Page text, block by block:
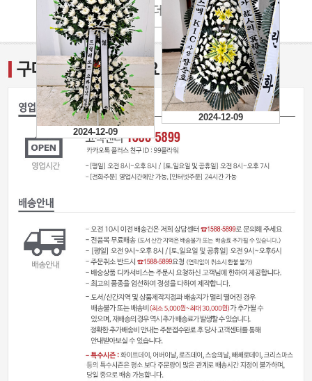
2026-07-08 2026-02-24
2025-12-23
2025-05-11
2025-01-10
2025-01-08
2024-12-09
2024-12-09